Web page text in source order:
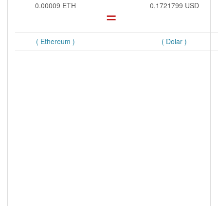
0.00009 ETH
= 0,1721799 USD
( Ethereum ) ( Dolar )